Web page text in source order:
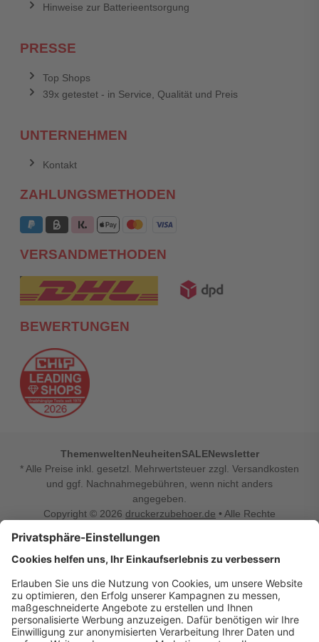
Hinweise zur Batterieentsorgung
PRESSE
Top Shops
39x getestet - in Service, Qualität und Preis
UNTERNEHMEN
Kontakt
ZAHLUNGSMETHODEN
VERSANDMETHODEN
BEWERTUNGEN
ThemenweltenNeuheitenSALENewsletter
* Alle Preise inkl. gesetzl. Mehrwertsteuer zzgl. Versandkosten
und ggf. Nachnahmegebühren, wenn nicht anders
angegeben.
Copyright © 2026 druckerzubehoer.de • Alle Rechte
Vertrag widerrufen
Druckerzubehoer.de – preiswerte Qualität für Ihr Office
Sie sind auf der Suche nach dem passenden Druckerzubehör
oder Zubehör für das Büro, den Computer oder Ihr
Smartphone? Dann sind Sie bei Druckerzubehoer.de genau
richtig! Unser breites Sortiment bietet unter anderem Tinte